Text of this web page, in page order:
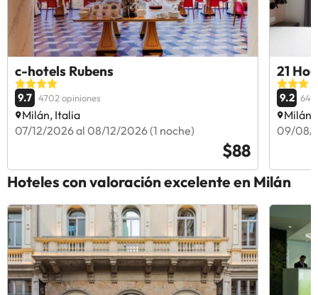
c-hotels Rubens
9.7 4702 opiniones
Milán, Italia
07/12/2026 al 08/12/2026 (1 noche)
$88
21
9.2
Milán,
09/08/
Hoteles con valoración excelente en Milán